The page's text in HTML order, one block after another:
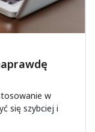
w
się szybciej i